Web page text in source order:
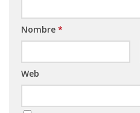
Nombre *
Web